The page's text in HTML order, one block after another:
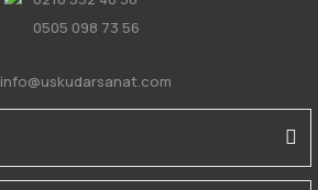
0505 098 73 56
info@uskudarsanat.com